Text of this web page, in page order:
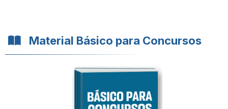
Material Básico para Concursos